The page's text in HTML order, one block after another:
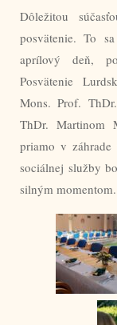
Dôležitou
posvätenie. To
aprílový deň,
Posvätenie
Mons. Prof.
ThDr. Martinom
priamo v záhrade
sociálnej služby
silným momentom.